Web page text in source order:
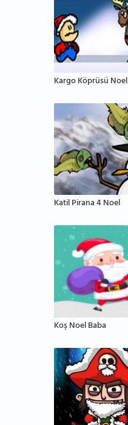
Kargo Köprüsü Noel
Katil Pirana 4 Noel
Koş Noel Baba